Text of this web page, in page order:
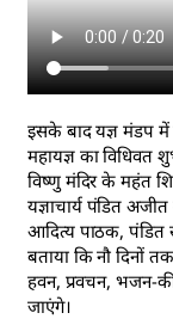
इसके बाद यज्ञ मंडप में
महायज्ञ का विधिवत
विष्णु मंदिर के महंत
यज्ञाचार्य पंडित
आदित्य पाठक, पंडित
बताया कि नौ दिनों
हवन, प्रवचन, भजन-
जाएंगे।